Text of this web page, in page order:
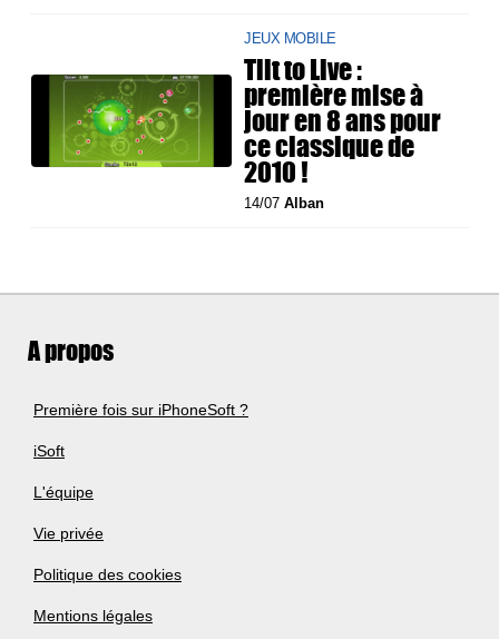
JEUX MOBILE
Tilt to Live :
première mise à
jour en 8 ans pour
ce classique de
2010 !
14/07Alban
A propos
Première fois sur iPhoneSoft ?
iSoft
L'équipe
Vie privée
Politique des cookies
Mentions légales